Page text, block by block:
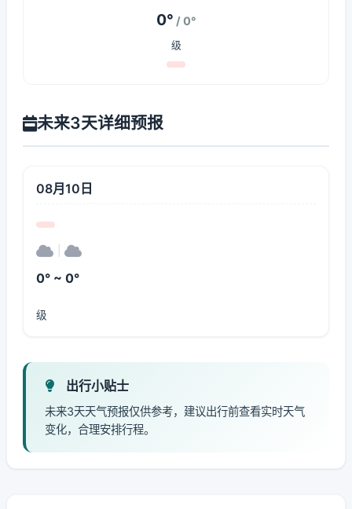
0° / 0°
级
未来3天详细预报
08月10日
0° ~ 0°
级
出行小贴士
未来3天天气预报仅供参考，建议出行前查看实时天气
变化，合理安排行程。